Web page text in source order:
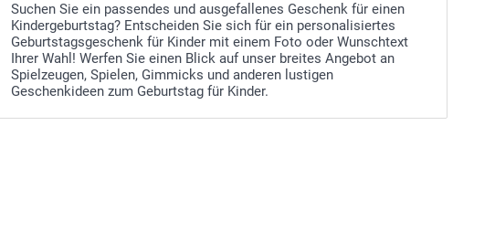
Suchen Sie ein passendes und ausgefallenes Geschenk für einen
Kindergeburtstag? Entscheiden Sie sich für ein personalisiertes
Geburtstagsgeschenk für Kinder mit einem Foto oder Wunschtext
Ihrer Wahl! Werfen Sie einen Blick auf unser breites Angebot an
Spielzeugen, Spielen, Gimmicks und anderen lustigen
Geschenkideen zum Geburtstag für Kinder.